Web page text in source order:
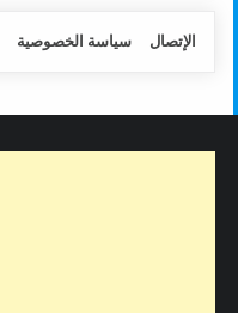
الإتصال سياسة الخصوصية